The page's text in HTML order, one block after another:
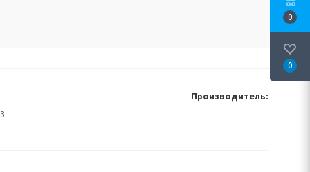
Производитель:
0
0